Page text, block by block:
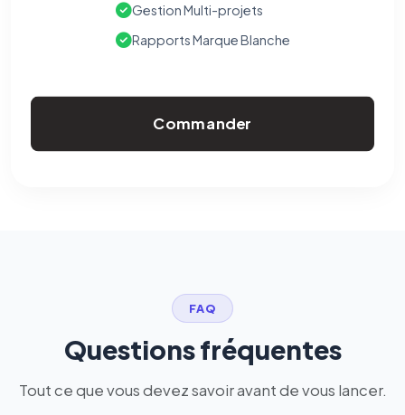
Gestion Multi-projets
Rapports Marque Blanche
Commander
FAQ
Questions fréquentes
Tout ce que vous devez savoir avant de vous lancer.